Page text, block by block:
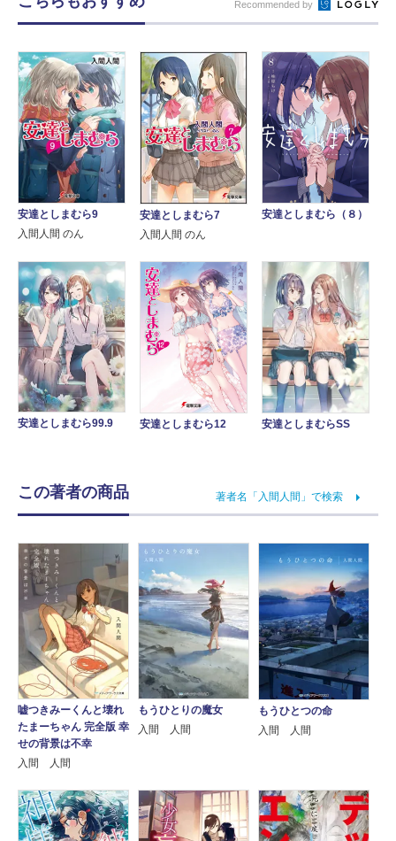
Recommended by
安達としまむら9
入間人間 のん
安達としまむら7
入間人間 のん
安達としまむら（８）
安達としまむら99.9 安達としまむら12 安達としまむらSS
この著者の商品 著者名「入間人間」で検索
嘘つきみーくんと壊れ
たまーちゃん 完全版 幸
せの背景は不幸
入間 人間
もうひとりの魔女
入間 人間
もうひとつの命
入間 人間